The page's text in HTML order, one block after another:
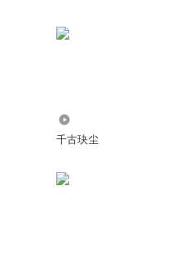
千古玦尘